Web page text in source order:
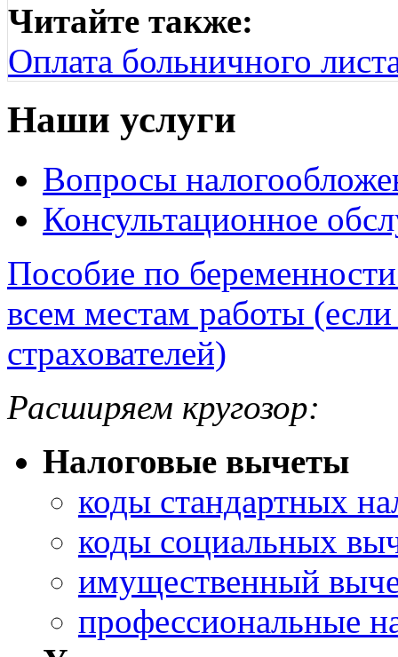
Читайте также:
Оплата больничного
Наши услуги
Вопросы
Консультационное
Пособие по
всем местам работы
страхователей)
Расширяем кругозор:
Налоговые вычеты
коды стандартных
коды социальных
имущественный
профессиональные